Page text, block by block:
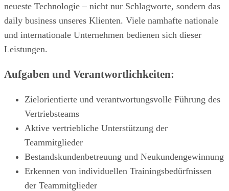
neueste Technologie – nicht nur Schlagworte, sondern das
daily business unseres Klienten. Viele namhafte nationale
und internationale Unternehmen bedienen sich dieser
Leistungen.
Aufgaben und Verantwortlichkeiten:
Zielorientierte und verantwortungsvolle Führung des
Vertriebsteams
Aktive vertriebliche Unterstützung der
Teammitglieder
Bestandskundenbetreuung und Neukundengewinnung
Erkennen von individuellen Trainingsbedürfnissen
der Teammitglieder